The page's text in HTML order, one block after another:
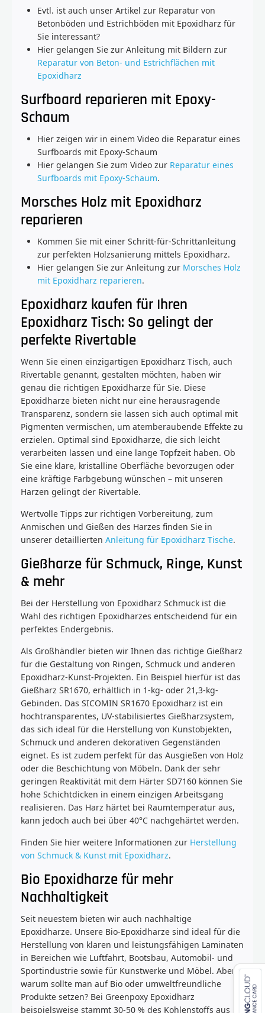
Evtl. ist auch unser Artikel zur Reparatur von
Betonböden und Estrichböden mit Epoxidharz für
Sie interessant?
Hier gelangen Sie zur Anleitung mit Bildern zur
Reparatur von Beton- und Estrichflächen mit
Epoxidharz
Surfboard reparieren mit Epoxy-
Schaum
Hier zeigen wir in einem Video die Reparatur eines
Surfboards mit Epoxy-Schaum
Hier gelangen Sie zum Video zur Reparatur eines
Surfboards mit Epoxy-Schaum.
Morsches Holz mit Epoxidharz
reparieren
Kommen Sie mit einer Schritt-für-Schrittanleitung
zur perfekten Holzsanierung mittels Epoxidharz.
Hier gelangen Sie zur Anleitung zur Morsches Holz
mit Epoxidharz reparieren.
Epoxidharz kaufen für Ihren
Epoxidharz Tisch: So gelingt der
perfekte Rivertable
Wenn Sie einen einzigartigen Epoxidharz Tisch, auch
Rivertable genannt, gestalten möchten, haben wir
genau die richtigen Epoxidharze für Sie. Diese
Epoxidharze bieten nicht nur eine herausragende
Transparenz, sondern sie lassen sich auch optimal mit
Pigmenten vermischen, um atemberaubende Effekte zu
erzielen. Optimal sind Epoxidharze, die sich leicht
verarbeiten lassen und eine lange Topfzeit haben. Ob
Sie eine klare, kristalline Oberfläche bevorzugen oder
eine kräftige Farbgebung wünschen – mit unseren
Harzen gelingt der Rivertable.
Wertvolle Tipps zur richtigen Vorbereitung, zum
Anmischen und Gießen des Harzes finden Sie in
unserer detaillierten Anleitung für Epoxidharz Tische.
Gießharze für Schmuck, Ringe, Kunst
& mehr
Bei der Herstellung von Epoxidharz Schmuck ist die
Wahl des richtigen Epoxidharzes entscheidend für ein
perfektes Endergebnis.
Als Großhändler bieten wir Ihnen das richtige Gießharz
für die Gestaltung von Ringen, Schmuck und anderen
Epoxidharz-Kunst-Projekten. Ein Beispiel hierfür ist das
Gießharz SR1670, erhältlich in 1-kg- oder 21,3-kg-
Gebinden. Das SICOMIN SR1670 Epoxidharz ist ein
hochtransparentes, UV-stabilisiertes Gießharzsystem,
das sich ideal für die Herstellung von Kunstobjekten,
Schmuck und anderen dekorativen Gegenständen
eignet. Es ist zudem perfekt für das Ausgießen von Holz
oder die Beschichtung von Möbeln. Dank der sehr
geringen Reaktivität mit dem Härter SD7160 können Sie
hohe Schichtdicken in einem einzigen Arbeitsgang
realisieren. Das Harz härtet bei Raumtemperatur aus,
kann jedoch auch bei über 40°C nachgehärtet werden.
Finden Sie hier weitere Informationen zur Herstellung
von Schmuck & Kunst mit Epoxidharz.
Bio Epoxidharze für mehr
Nachhaltigkeit
Seit neuestem bieten wir auch nachhaltige
Epoxidharze. Unsere Bio-Epoxidharze sind ideal für die
Herstellung von klaren und leistungsfähigen Laminaten
in Bereichen wie Luftfahrt, Bootsbau, Automobil- und
Sportindustrie sowie für Kunstwerke und Möbel. Aber
warum sollte man auf Bio oder umweltfreundliche
Produkte setzen? Bei Greenpoxy Epoxidharz
beispielsweise stammt 30-50 % des Kohlenstoffs aus